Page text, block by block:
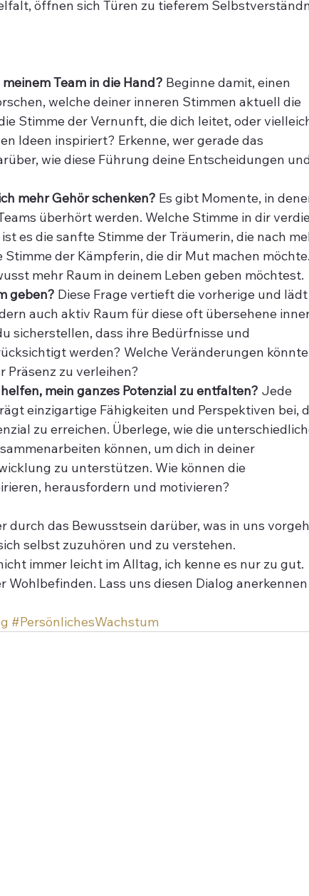
öffnen sich Türen zu tieferem
Team in die Hand? Beginne damit, einen
welche deiner inneren Stimmen aktuell die
Stimme der Vernunft, die dich leitet, oder
Ideen inspiriert? Erkenne, wer gerade das
wie diese Führung deine Entscheidungen
mehr Gehör schenken? Es gibt Momente, in
überhört werden. Welche Stimme in dir
es die sanfte Stimme der Träumerin, die nach
der Kämpferin, die dir Mut machen möchte.
mehr Raum in deinem Leben geben möchtest.
geben? Diese Frage vertieft die vorherige und lädt
auch aktiv Raum für diese oft übersehene
sicherstellen, dass ihre Bedürfnisse und
werden? Welche Veränderungen
Präsenz zu verleihen?
mein ganzes Potenzial zu entfalten? Jede
einzigartige Fähigkeiten und Perspektiven bei,
zu erreichen. Überlege, wie die
können, um dich in deiner
zu unterstützen. Wie können die
herausfordern und motivieren?
durch das Bewusstsein darüber, was in uns
selbst zuzuhören und zu verstehen.
immer leicht im Alltag, ich kenne es nur zu gut.
Wohlbefinden. Lass uns diesen Dialog anerkennen
#PersönlichesWachstum